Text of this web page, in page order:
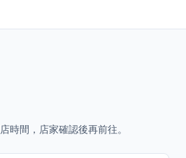
時間，店家確認後再前往。